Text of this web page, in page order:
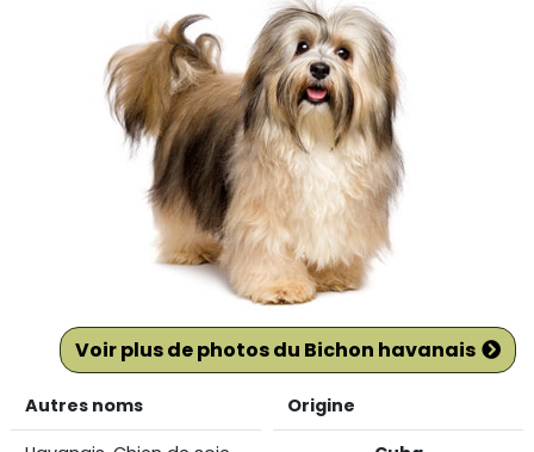
Voir plus de photos du Bichon havanais
Autres noms
Origine